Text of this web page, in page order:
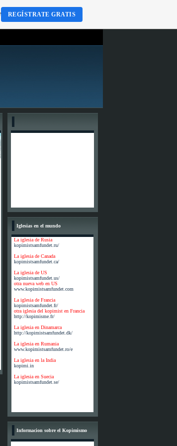
Iglesias en el mundo
La iglesia de Rusia
kopimistsamfundet.ru/
La iglesia de Canada
kopimistsamfundet.ca/
La iglesia de US
kopimistsamfundet.us/
otra nueva web en US
www.kopimistsamfundet.com
La iglesia de Francia
kopimistsamfundet.fr/
otra iglesia del kopimist en Francia
http://kopimisme.fr/
La iglesia en Dinamarca
http://kopimistsamfundet.dk/
La iglesia en Rumania
www.kopimistsamfundet.ro/e
La iglesia en la India
kopimi.in
La iglesia en Suecia
kopimistsamfundet.se/
Informacion sobre el Kopimismo
REGÍSTRATE GRATIS